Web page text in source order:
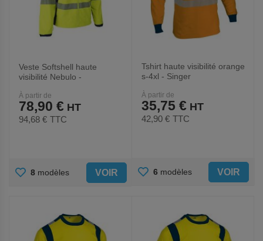
Veste Softshell haute
visibilité Nebulo -
À partir de
78,90 €
94,68 € TTC
AJOUTER
FAVORIS
8 modèles VOIR
Tshirt haute visibilité orange
s-4xl - Singer
À partir de
35,75 €
42,90 € TTC
AJOUTER
FAVORIS
6 modèles VOIR